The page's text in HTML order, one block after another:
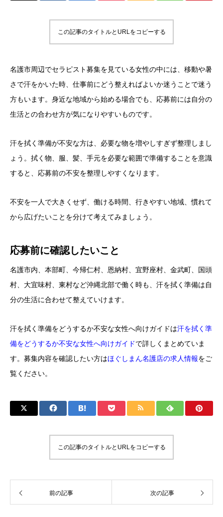
この記事のタイトルとURLをコピーする
名護市周辺でセラピスト募集を見ている女性の中には、移動や暑
さで汗をかいた時、仕事前にどう整えればよいか迷うことで迷う
方もいます。身近な地域から始める場合でも、応募前には自分の
生活との合わせ方が気になりやすいものです。
汗を拭く準備が不安な方は、必要な物を増やしすぎず整理しまし
ょう。拭く物、服、髪、手元を必要な範囲で準備することを意識
すると、応募前の不安を整理しやすくなります。
不安を一人で大きくせず、働ける時間、行きやすい地域、慣れて
から広げたいことを分けて考えてみましょう。
応募前に確認したいこと
名護市内、本部町、今帰仁村、恩納村、宜野座村、金武町、国頭
村、大宜味村、東村など沖縄北部で働く時も、汗を拭く準備は自
分の生活に合わせて整えていけます。
汗を拭く準備をどうするか不安な女性へ向けガイドは汗を拭く準
備をどうするか不安な女性へ向けガイドで詳しくまとめていま
す。募集内容を確認したい方はほぐしまん名護店の求人情報をご
覧ください。
この記事のタイトルとURLをコピーする
前の記事 次の記事